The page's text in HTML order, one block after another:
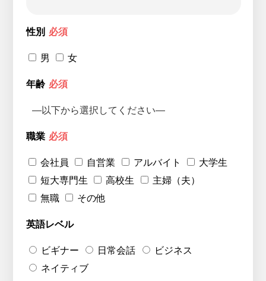
性別 必須
男 女
年齢 必須
職業 必須
会社員 自営業 アルバイト
大学生
短大専門生
高校生
主婦（夫）
無職
その他
英語レベル
ビギナー 日常会話
ビジネス
ネイティブ